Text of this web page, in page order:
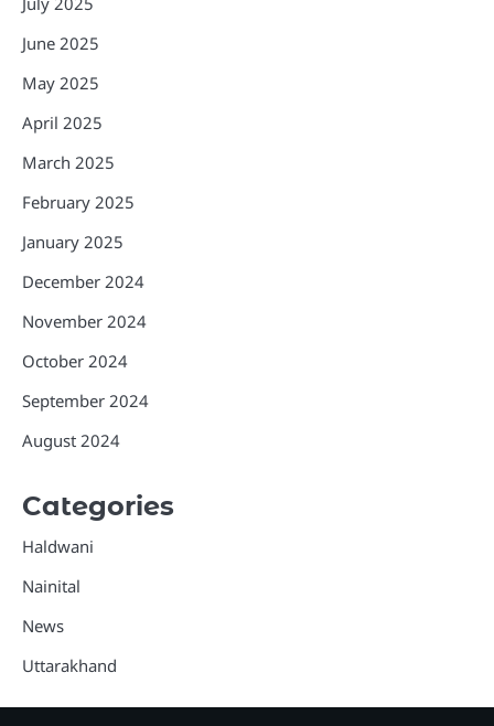
June 2025
May 2025
April 2025
March 2025
February 2025
January 2025
December 2024
November 2024
October 2024
September 2024
August 2024
Categories
Haldwani
Nainital
News
Uttarakhand